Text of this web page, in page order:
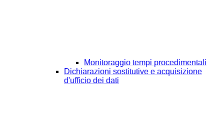
Monitoraggio tempi procedimentali
Dichiarazioni sostitutive e acquisizione
d'ufficio dei dati